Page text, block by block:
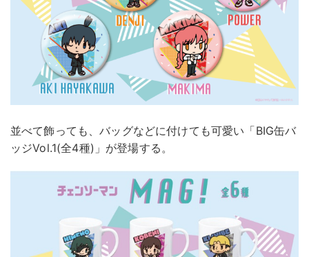
並べて飾っても、バッグなどに付けても可愛い「BIG缶バ
ッジVol.1(全4種)」が登場する。